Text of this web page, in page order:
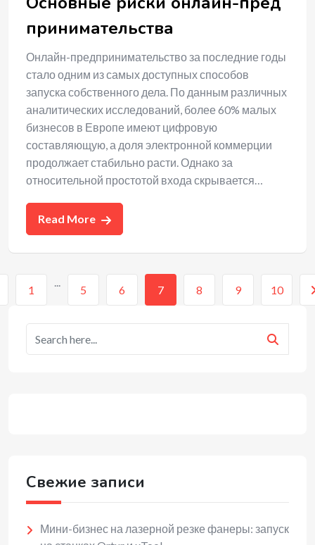
принимательства
Онлайн-предпринимательство за последние годы
стало одним из самых доступных способов
запуска собственного дела. По данным различных
аналитических исследований, более 60% малых
бизнесов в Европе имеют цифровую
составляющую, а доля электронной коммерции
продолжает стабильно расти. Однако за
относительной простотой входа скрывается…
Read More
1
...
5 6 7 8 9 10
Свежие записи
Мини-бизнес на лазерной резке фанеры: запуск